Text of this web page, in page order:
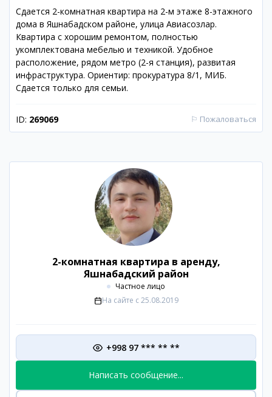
Сдается 2-комнатная квартира на 2-м этаже 8-этажного
дома в Яшнабадском районе, улица Авиасозлар.
Квартира с хорошим ремонтом, полностью
укомплектована мебелью и техникой. Удобное
расположение, рядом метро (2-я станция), развитая
инфраструктура. Ориентир: прокуратура 8/1, МИБ.
Сдается только для семьи.
ID: 269069 ⚐ Пожаловаться
2-комнатная квартира в аренду,
Яшнабадский район
Частное лицо
На сайте с 25.08.2019
+998 97 *** ** **
Написать сообщение...